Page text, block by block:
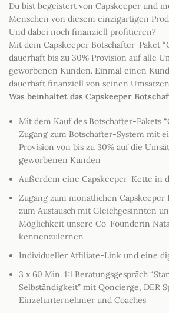
Du bist begeistert von Capskeeper und
Menschen von diesem einzigartigen
Und dabei noch finanziell profitieren?
Mit dem Capskeeper Botschafter-Paket
dauerhaft bis zu 30% Provision auf alle
geworbenen Kunden. Einmal einen
dauerhaft finanziell von seinen
Was beinhaltet das Capskeeper
Mit dem Kauf des Botschafter-Pakets
Zugang zum Botschafter-System mit
Provision von bis zu 30% auf die
geworbenen Kunden
Außerdem eine Capskeeper-Kette in
Zugang zum monatlichen Capskeeper
zum Austausch mit Gleichgesinnten
Möglichkeit unsere Co-Founderin
kennenzulernen
Individueller Affiliate-Link und eine
3 x 60 Min. 1:1 Beratungsgespräch
Selbständigkeit” mit Qoncierge, DER
Einzelunternehmer und Coaches